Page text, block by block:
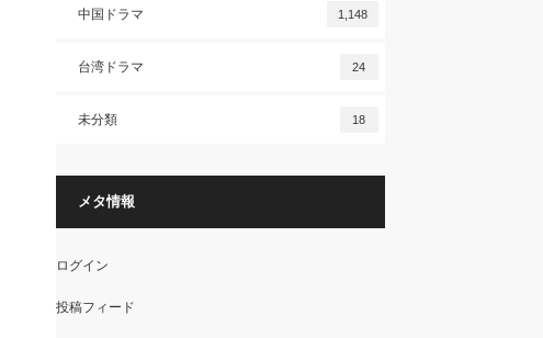
中国ドラマ 1,148
台湾ドラマ 24
未分類 18
メタ情報
ログイン
投稿フィード